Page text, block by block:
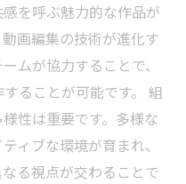
を呼ぶ魅力的な作品が
画編集の技術が進化す
ムが協力することで、
ることが可能です。 組
性は重要です。多様な
ィブな環境が育まれ、
る視点が交わることで